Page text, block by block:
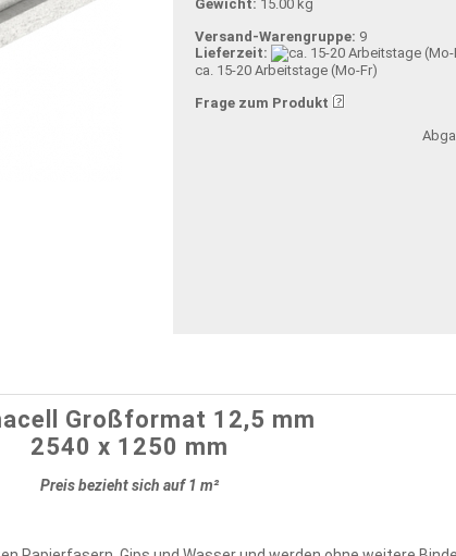
Gewicht: 15.00 kg
Versand-Warengruppe: 9
Lieferzeit:
ca. 15-20 Arbeitstage (Mo-Fr)
Frage zum Produkt
Großformat 12,5 mm
2540 x 1250 mm
Preis bezieht sich auf 1 m²